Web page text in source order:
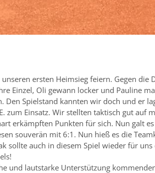
ersten Heimsieg feiern. Gegen
Einzel, Oli gewann locker und Pauline
Den Spielstand kannten wir doch und er
zum Einsatz. Wir stellten taktisch gut
erkämpften Punkten für sich. Nun galt
souverän mit 6:1. Nun hieß es die
sollte auch in diesem Spiel wieder für
und lautstarke Unterstützung